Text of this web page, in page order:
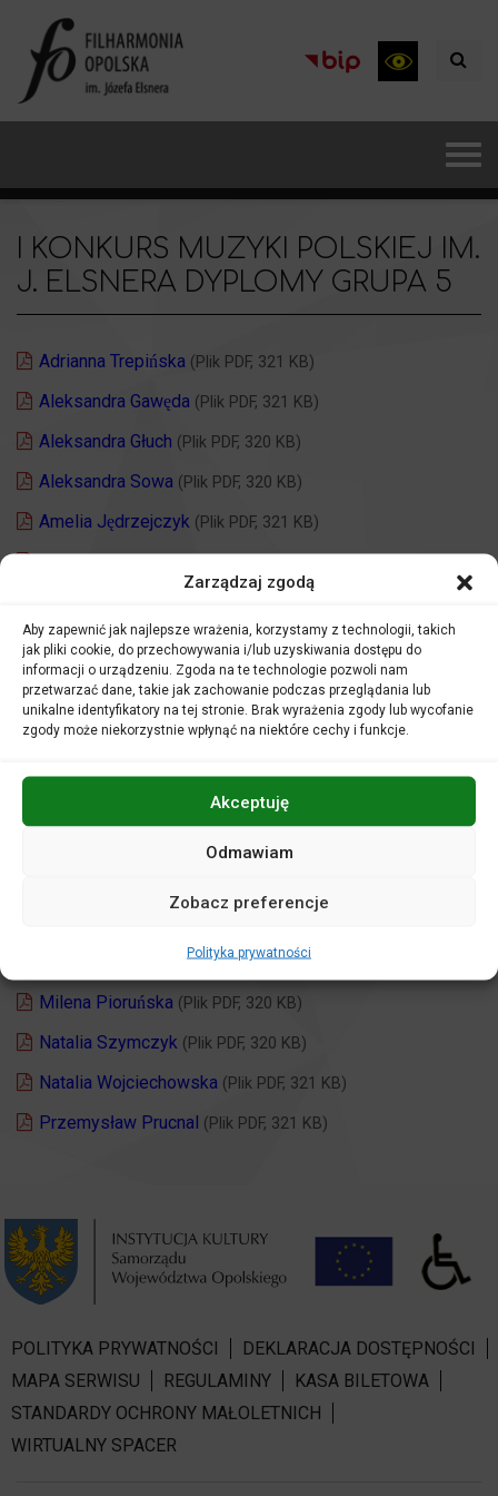
Zarządzaj zgodą
Aby zapewnić jak najlepsze wrażenia, korzystamy z technologii, takich
jak pliki cookie, do przechowywania i/lub uzyskiwania dostępu do
informacji o urządzeniu. Zgoda na te technologie pozwoli nam
przetwarzać dane, takie jak zachowanie podczas przeglądania lub
unikalne identyfikatory na tej stronie. Brak wyrażenia zgody lub wycofanie
zgody może niekorzystnie wpłynąć na niektóre cechy i funkcje.
Akceptuję
Odmawiam
Zobacz preferencje
Polityka prywatności
I KONKURS MUZYKI POLSKIEJ IM.
J. ELSNERA DYPLOMY GRUPA 5
Adrianna Trepińska (Plik PDF, 321 KB)
Aleksandra Gawęda (Plik PDF, 321 KB)
Aleksandra Głuch (Plik PDF, 320 KB)
Aleksandra Sowa (Plik PDF, 320 KB)
Amelia Jędrzejczyk (Plik PDF, 321 KB)
Gaja Wilewska (Plik PDF, 320 KB)
Hanna Pozorska (Plik PDF, 320 KB)
Hanna Steczek (Plik PDF, 320 KB)
(Plik PDF, 320 KB)
Małgorzata Pasierbska (Plik PDF, 321 KB)
(Plik PDF, 320 KB)
Milena Pioruńska (Plik PDF, 320 KB)
Natalia Szymczyk (Plik PDF, 320 KB)
Natalia Wojciechowska (Plik PDF, 321 KB)
Przemysław Prucnal (Plik PDF, 321 KB)
POLITYKA PRYWATNOŚCI
DEKLARACJA DOSTĘPNOŚCI
MAPA SERWISU
REGULAMINY
KASA BILETOWA
STANDARDY OCHRONY MAŁOLETNICH
WIRTUALNY SPACER